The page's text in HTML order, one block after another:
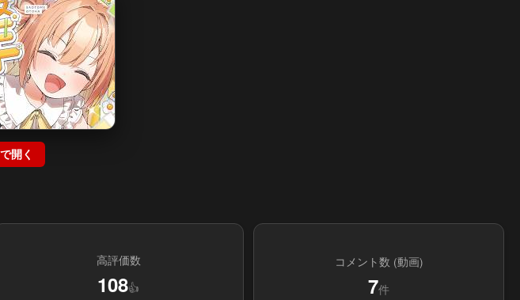
開く
高評価数
108👍
コメント数 (動画)
7件